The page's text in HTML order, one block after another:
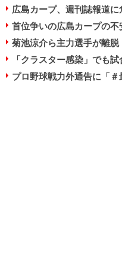
広島カープ、週刊誌報道に
首位争いの広島カープの不
菊池涼介ら主力選手が離脱
「クラスター感染」でも
プロ野球戦力外通告に「＃